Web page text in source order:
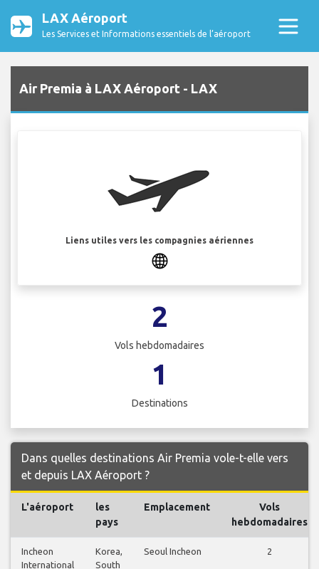
LAX Aéroport
Les Services et Informations essentiels de l’aéroport
Air Premia à LAX Aéroport - LAX
Liens utiles vers les compagnies aériennes
2
Vols hebdomadaires
1
Destinations
Dans quelles destinations Air Premia vole-t-elle vers
et depuis LAX Aéroport ?
L'aéroport
les
pays
Emplacement
Vols
hebdomadaires
Incheon
International
Korea,
South
Seoul Incheon 2